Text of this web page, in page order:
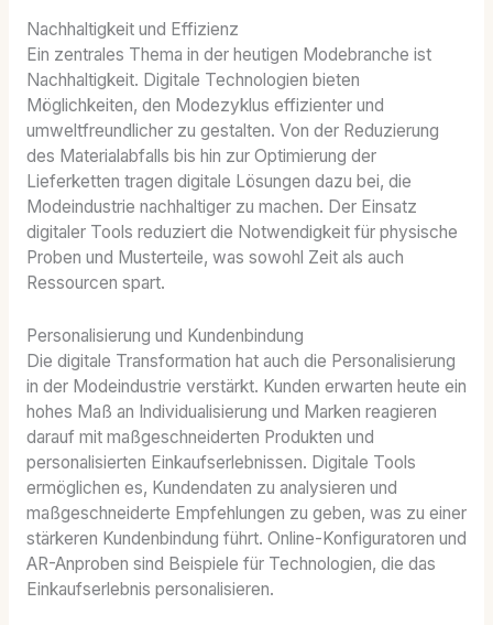
Nachhaltigkeit und Effizienz
Ein zentrales Thema in der heutigen Modebranche ist
Nachhaltigkeit. Digitale Technologien bieten
Möglichkeiten, den Modezyklus effizienter und
umweltfreundlicher zu gestalten. Von der Reduzierung
des Materialabfalls bis hin zur Optimierung der
Lieferketten tragen digitale Lösungen dazu bei, die
Modeindustrie nachhaltiger zu machen. Der Einsatz
digitaler Tools reduziert die Notwendigkeit für physische
Proben und Musterteile, was sowohl Zeit als auch
Ressourcen spart.
Personalisierung und Kundenbindung
Die digitale Transformation hat auch die Personalisierung
in der Modeindustrie verstärkt. Kunden erwarten heute ein
hohes Maß an Individualisierung und Marken reagieren
darauf mit maßgeschneiderten Produkten und
personalisierten Einkaufserlebnissen. Digitale Tools
ermöglichen es, Kundendaten zu analysieren und
maßgeschneiderte Empfehlungen zu geben, was zu einer
stärkeren Kundenbindung führt. Online-Konfiguratoren und
AR-Anproben sind Beispiele für Technologien, die das
Einkaufserlebnis personalisieren.